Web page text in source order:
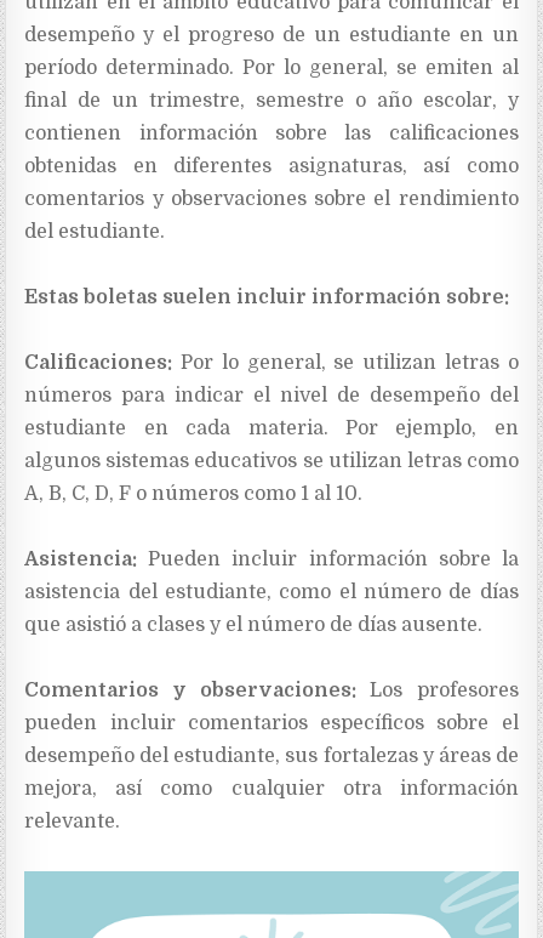
desempeño y el progreso de un estudiante en un
período determinado. Por lo general, se emiten al
final de un trimestre, semestre o año escolar, y
contienen información sobre las calificaciones
obtenidas en diferentes asignaturas, así como
comentarios y observaciones sobre el rendimiento
del estudiante.
Estas boletas suelen incluir información sobre:
Calificaciones: Por lo general, se utilizan letras o
números para indicar el nivel de desempeño del
estudiante en cada materia. Por ejemplo, en
algunos sistemas educativos se utilizan letras como
A, B, C, D, F o números como 1 al 10.
Asistencia: Pueden incluir información sobre la
asistencia del estudiante, como el número de días
que asistió a clases y el número de días ausente.
Comentarios y observaciones: Los profesores
pueden incluir comentarios específicos sobre el
desempeño del estudiante, sus fortalezas y áreas de
mejora, así como cualquier otra información
relevante.